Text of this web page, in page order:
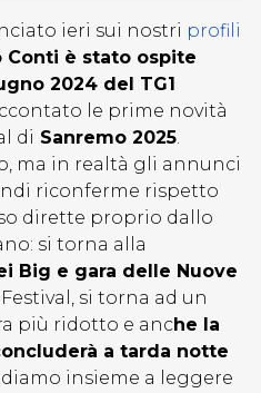
ieri sui nostri profili
Conti è stato ospite
2024 del TG1
le prime novità
di Sanremo 2025.
ma in realtà gli annunci
riconferme rispetto
dirette proprio dallo
si torna alla
Big e gara delle Nuove
si torna ad un
più ridotto e anche la
a tarda notte
insieme a leggere